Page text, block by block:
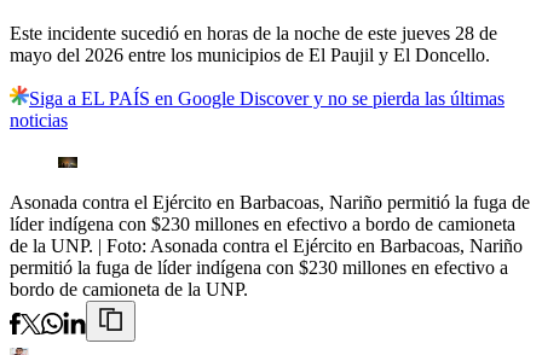
Este incidente sucedió en horas de la noche de este jueves 28 de
mayo del 2026 entre los municipios de El Paujil y El Doncello.
Siga a EL PAÍS en Google Discover y no se pierda las últimas
noticias
Asonada contra el Ejército en Barbacoas, Nariño permitió la fuga de
líder indígena con $230 millones en efectivo a bordo de camioneta
de la UNP. | Foto: Asonada contra el Ejército en Barbacoas, Nariño
permitió la fuga de líder indígena con $230 millones en efectivo a
bordo de camioneta de la UNP.